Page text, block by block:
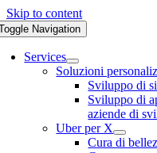
Skip to content
Navigation
Services
Soluzioni
Sviluppo di
Sviluppo di
aziende di
Uber per X
Cura di